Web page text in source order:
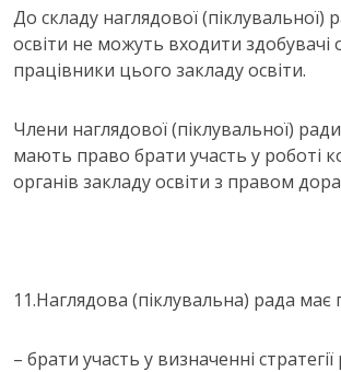
До складу наглядової (піклувальної)
освіти не можуть входити здобувачі
працівники цього закладу освіти.
Члени наглядової (піклувальної)
мають право брати участь у роботі
органів закладу освіти з правом
11.Наглядова (піклувальна) рада має
– брати участь у визначенні